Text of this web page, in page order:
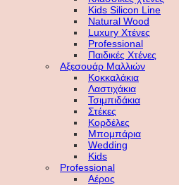
Kids Silicon Line
Natural Wood
Luxury Χτένες
Professional
Παιδικές Χτένες
Αξεσουάρ Μαλλιών
Κοκκαλάκια
Λαστιχάκια
Τσιμπιδάκια
Στέκες
Κορδέλες
Μπομπάρια
Wedding
Kids
Professional
Αέρος